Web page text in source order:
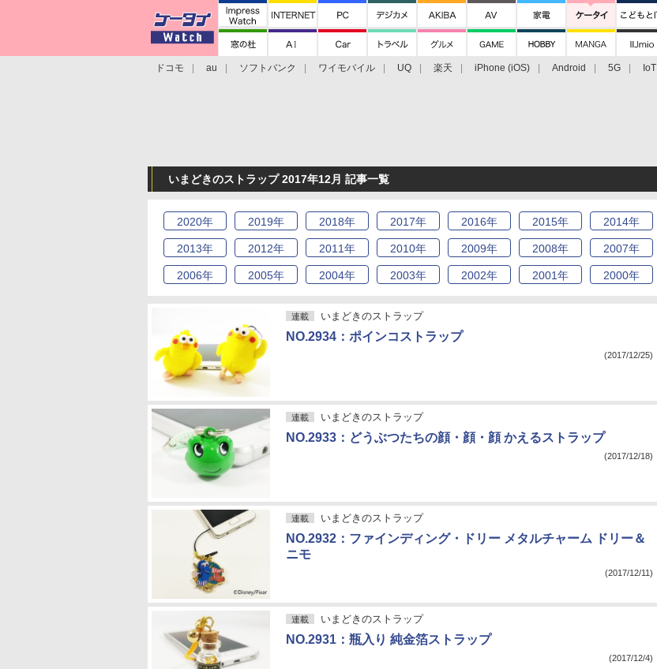
ドコモ au ソフトバンク ワイモバイル UQ 楽天 iPhone (iOS) Android 5G IoT
いまどきのストラップ 2017年12月 記事一覧
2020年 2019年 2018年 2017年 2016年 2015年 2014年
2013年 2012年 2011年 2010年 2009年 2008年 2007年
2006年 2005年 2004年 2003年 2002年 2001年 2000年
連載 いまどきのストラップ
NO.2934：ポインコストラップ
(2017/12/25)
連載 いまどきのストラップ
NO.2933：どうぶつたちの顔・顔・顔 かえるストラップ
(2017/12/18)
連載 いまどきのストラップ
NO.2932：ファインディング・ドリー メタルチャーム ドリー＆
ニモ
(2017/12/11)
連載 いまどきのストラップ
NO.2931：瓶入り 純金箔ストラップ
(2017/12/4)